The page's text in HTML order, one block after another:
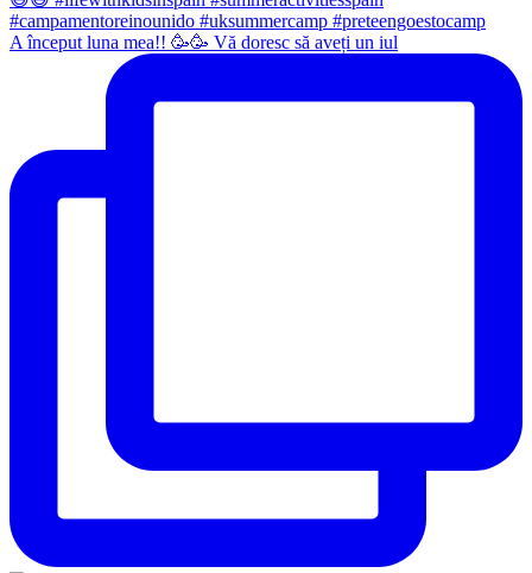
A început luna mea!! 🥳🥳 Vă doresc să aveți un iul